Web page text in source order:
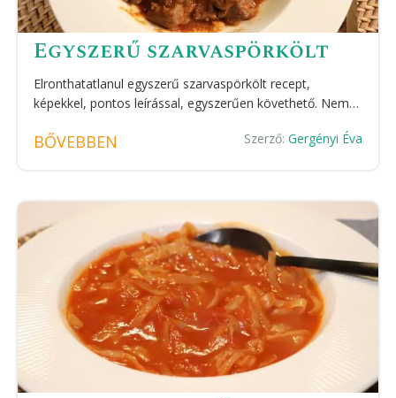
Egyszerű szarvaspörkölt
Elronthatatlanul egyszerű szarvaspörkölt recept,
képekkel, pontos leírással, egyszerűen követhető. Nem…
BŐVEBBEN Szerző: Gergényi Éva